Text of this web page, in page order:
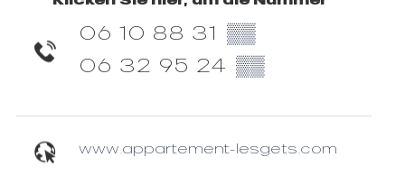
06 10 88 31 ▒▒
06 32 95 24 ▒▒
www.appartement-lesgets.com